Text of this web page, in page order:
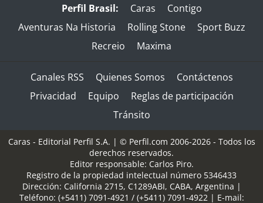
Perfil Brasil: Caras
Contigo
Aventuras Na Historia
Rolling Stone
Sport Buzz
Recreio
Maxima
Canales RSS Quienes Somos
Contáctenos
Privacidad
Equipo
Reglas de participación
Tránsito
Caras - Editorial Perfil S.A. | © Perfil.com 2006-2026 - Todos los
derechos reservados.
Editor responsable: Carlos Piro.
Registro de la propiedad intelectual número 5346433
Dirección: California 2715, C1289ABI, CABA, Argentina |
Teléfono: (+5411) 7091-4921 / (+5411) 7091-4922 | E-mail: